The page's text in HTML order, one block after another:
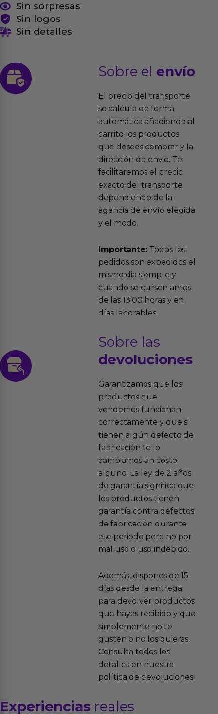
Sin sorpresas
Sin logos
Sin detalles
Sobre el envío
El precio del transporte
se calcula de forma
automática añadiendo al
carrito los productos
que desees comprar y la
dirección de envio. Te
facilitaremos el precio
exacto del transporte
dependiendo de la
agencia de envío elegida
y el modo.
Importante:Todos los
pedidos son expedidos el
mismo dia siempre y
cuando se cursen antes
de las 13:00 horas y en
días laborables.
Sobre las
devoluciones
Garantizamos que los
productos que
vendemos funcionan
correctamente y que si
tienen algún defecto de
fabricación te lo
cambiamos sin costo
alguno. La ley de 2 años
de garantía significa que
los productos tienen
garantía contra defectos
de fabricación durante
ese periodo pero no por
mal uso o uso indebido.
Además, dispones de 15
días desde la entrega
para devolver productos
que hayas recibido y que
simplemente no te
gusten o no los quieras.
Consulta todos los
detalles en nuestra
política de devoluciones.
Experiencias reales